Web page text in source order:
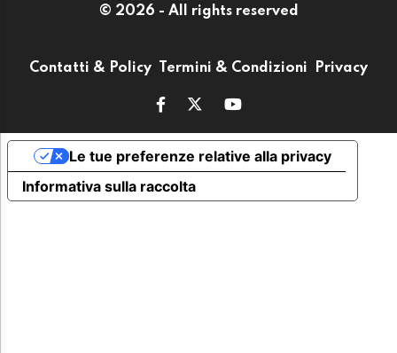
© 2026 - All rights reserved
Contatti & Policy Termini & Condizioni Privacy
Informativa sulla raccolta
Le tue preferenze relative alla privacy